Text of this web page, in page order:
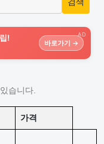
AD
!
바로가기 →
습니다.
가격